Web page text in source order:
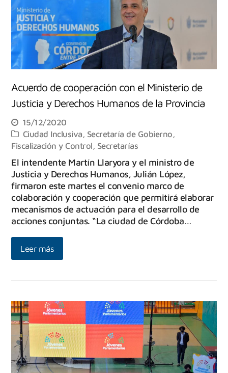
Acuerdo de cooperación con el Ministerio de
Justicia y Derechos Humanos de la Provincia
15/12/2020
Ciudad Inclusiva Secretaría de Gobierno,
Fiscalización y Control Secretarías
El intendente Martín Llaryora y el ministro de
Justicia y Derechos Humanos, Julián López,
firmaron este martes el convenio marco de
colaboración y cooperación que permitirá elaborar
mecanismos de actuación para el desarrollo de
acciones conjuntas. “La ciudad de Córdoba…
Leer más